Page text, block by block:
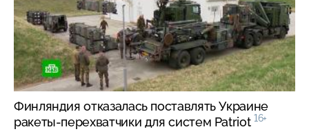
Финляндия отказалась поставлять Украине
ракеты-перехватчики для систем Patriot 16+